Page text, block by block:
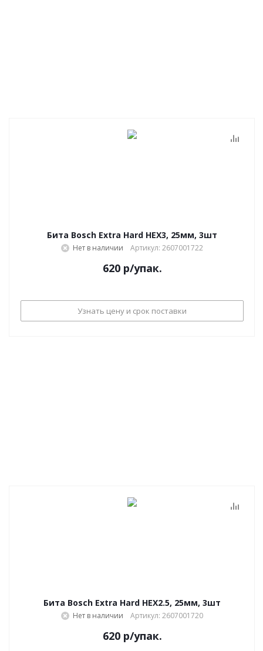
Бита Bosch Extra Hard HEX3, 25мм, 3шт
Нет в наличии Артикул: 2607001722
620р/упак.
Узнать цену и срок поставки
Бита Bosch Extra Hard HEX2.5, 25мм, 3шт
Нет в наличии Артикул: 2607001720
620р/упак.